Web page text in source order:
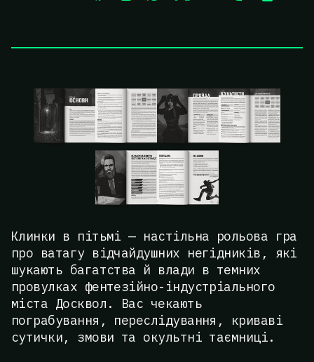
Клинки в пітьмі — настільна рольова гра
про ватагу відчайдушних негідників, які
шукають багатства й влади в темних
провулках фентезійно-індустріального
міста Досквол. Вас чекають
пограбування, переслідування, криваві
сутички, змови та окультні таємниці.